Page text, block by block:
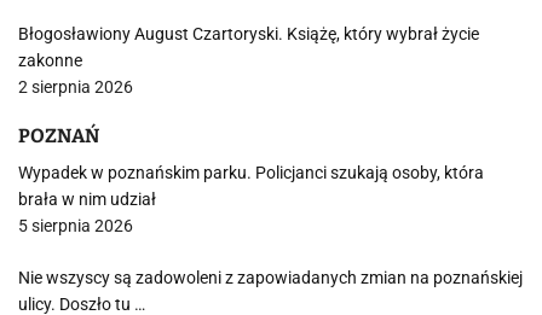
Błogosławiony August Czartoryski. Książę, który wybrał życie
zakonne
2 sierpnia 2026
POZNAŃ
Wypadek w poznańskim parku. Policjanci szukają osoby, która
brała w nim udział
5 sierpnia 2026
Nie wszyscy są zadowoleni z zapowiadanych zmian na poznańskiej
ulicy. Doszło tu …